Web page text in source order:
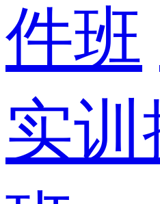
件班
实训